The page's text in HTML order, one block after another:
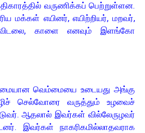
வருணிக்கப் பெற்றுள்ளன.
மக்கள் எயினர், எயிற்றியர், மறவர்,
விடலை, காளை எனவும் இளங்கோ
வெம்மையை உடையது அங்கு
செல்வோரை வருத்தும் உழவைச்
ஆதலால் இவர்கள் வில்லேருழவர்
இவர்கள் நாகரிகமில்லாதவராக